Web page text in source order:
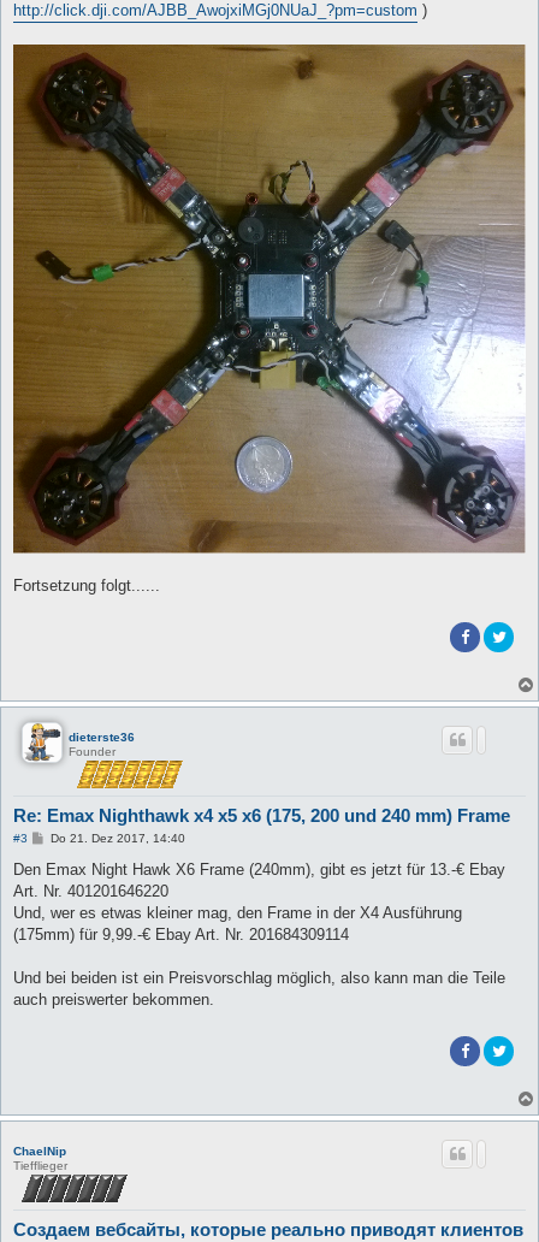
http://click.dji.com/AJBB_AwojxiMGj0NUaJ_?pm=custom )
Fortsetzung folgt......
dieterste36
Founder
Re: Emax Nighthawk x4 x5 x6 (175, 200 und 240 mm) Frame
#3
B
i
r
a
Do 21. Dez 2017, 14:40
Den Emax Night Hawk X6 Frame (240mm), gibt es jetzt für 13.-€ Ebay
Art. Nr. 401201646220
Und, wer es etwas kleiner mag, den Frame in der X4 Ausführung
(175mm) für 9,99.-€ Ebay Art. Nr. 201684309114
Und bei beiden ist ein Preisvorschlag möglich, also kann man die Teile
auch preiswerter bekommen.
ChaelNip
Tiefflieger
Создаем вебсайты, которые реально приводят клиентов